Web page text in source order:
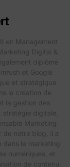
en Management
Digital &
diplômé
et Google
et stratégique
la création de
la gestion des
stratégie digitale,
Marketing
de notre blog, il a
dans le marketing
numériques, et
de contenu